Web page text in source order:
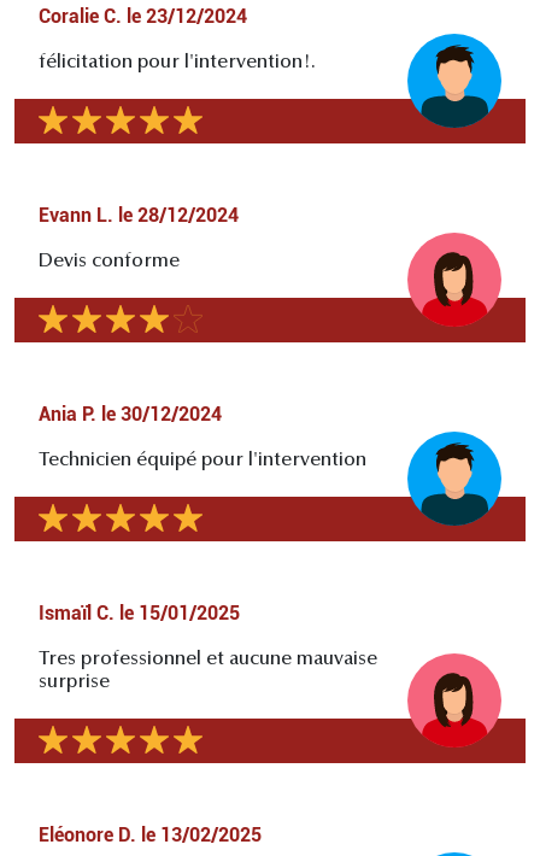
Coralie C. le 23/12/2024
félicitation pour l'intervention!.
Evann L. le 28/12/2024
Devis conforme
Ania P. le 30/12/2024
Technicien équipé pour l'intervention
Ismaïl C. le 15/01/2025
Tres professionnel et aucune mauvaise
surprise
Eléonore D. le 13/02/2025